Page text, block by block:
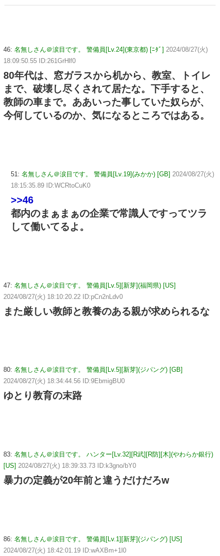
46: 名無しさん＠涙目です。 警備員[Lv.24](東京都) [ﾆﾀﾞ] 2024/08/27(火)
18:09:50.55 ID:261GrHlf0
80年代は、窓ガラスから机から、教室、トイレ
まで、破壊し尽くされて居たな。下手すると、
教師の車まで。ああいった事していた奴らが、
今何しているのか、気になるところではある。
51: 名無しさん＠涙目です。 警備員[Lv.19](みかか) [GB] 2024/08/27(火)
18:15:35.89 ID:WCRtoCuK0
>>46
都内のまぁまぁの企業で常識人ですってツラ
して働いてるよ。
47: 名無しさん＠涙目です。 警備員[Lv.5][新芽](福岡県) [US]
2024/08/27(火) 18:10:20.22 ID:pCn2nLdv0
また厳しい教師と教養のある親が求められるな
80: 名無しさん＠涙目です。 警備員[Lv.5][新芽](ジパング) [GB]
2024/08/27(火) 18:34:44.56 ID:9EbmigBU0
ゆとり教育の末路
83: 名無しさん＠涙目です。 ハンター[Lv.32][R武][R防][木](やわらか銀行)
[US] 2024/08/27(火) 18:39:33.73 ID:k3gno/bY0
暴力の定義が20年前と違うだけだろw
86: 名無しさん＠涙目です。 警備員[Lv.1][新芽](ジパング) [US]
2024/08/27(火) 18:42:01.19 ID:wAXBm+1l0